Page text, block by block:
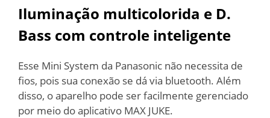
Iluminação multicolorida e D.
Bass com controle inteligente
Esse Mini System da Panasonic não necessita de
fios, pois sua conexão se dá via bluetooth. Além
disso, o aparelho pode ser facilmente gerenciado
por meio do aplicativo MAX JUKE.